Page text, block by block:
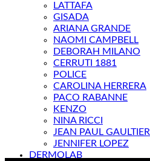
LATTAFA
GISADA
ARIANA GRANDE
NAOMI CAMPBELL
DEBORAH MILANO
CERRUTI 1881
POLICE
CAROLINA HERRERA
PACO RABANNE
KENZO
NINA RICCI
JEAN PAUL GAULTIER
JENNIFER LOPEZ
DERMOLAB